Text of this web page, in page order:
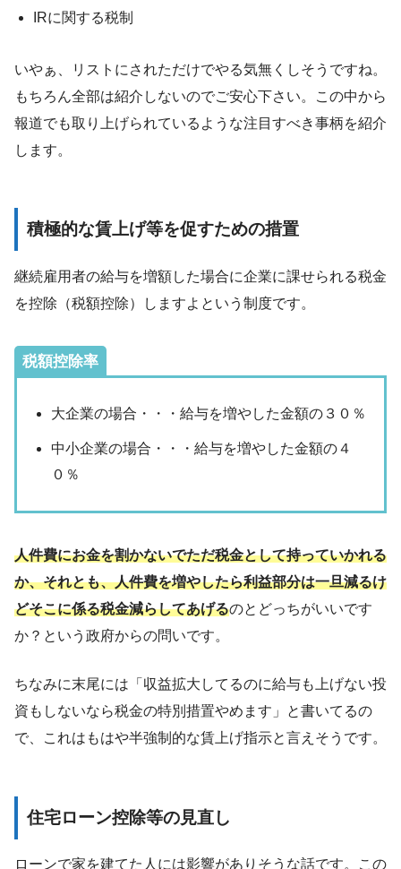
IRに関する税制
いやぁ、リストにされただけでやる気無くしそうですね。
もちろん全部は紹介しないのでご安心下さい。この中から
報道でも取り上げられているような注目すべき事柄を紹介
します。
積極的な賃上げ等を促すための措置
継続雇用者の給与を増額した場合に企業に課せられる税金
を控除（税額控除）しますよという制度です。
税額控除率
大企業の場合・・・給与を増やした金額の３０％
中小企業の場合・・・給与を増やした金額の４
０％
人件費にお金を割かないでただ税金として持っていかれる
か、それとも、人件費を増やしたら利益部分は一旦減るけ
どそこに係る税金減らしてあげるのとどっちがいいです
か？という政府からの問いです。
ちなみに末尾には「収益拡大してるのに給与も上げない投
資もしないなら税金の特別措置やめます」と書いてるの
で、これはもはや半強制的な賃上げ指示と言えそうです。
住宅ローン控除等の見直し
ローンで家を建てた人には影響がありそうな話です。この